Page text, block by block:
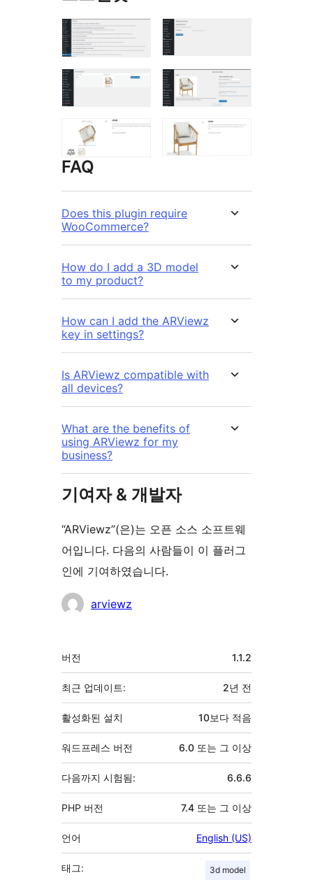
FAQ
Does this plugin require
WooCommerce?
How do I add a 3D model
to my product?
How can I add the ARViewz
key in settings?
Is ARViewz compatible with
all devices?
What are the benefits of
using ARViewz for my
business?
기여자 & 개발자
“ARViewz”(은)는 오픈 소스 소프트웨
어입니다. 다음의 사람들이 이 플러그
인에 기여하였습니다.
기
arviewz
기
초
버전 1.1.2
최근 업데이트: 2년 전
활성화된 설치 10보다 적음
워드프레스 버전 6.0 또는 그 이상
다음까지 시험됨: 6.6.6
PHP 버전 7.4 또는 그 이상
언어 English (US)
태그: 3d model